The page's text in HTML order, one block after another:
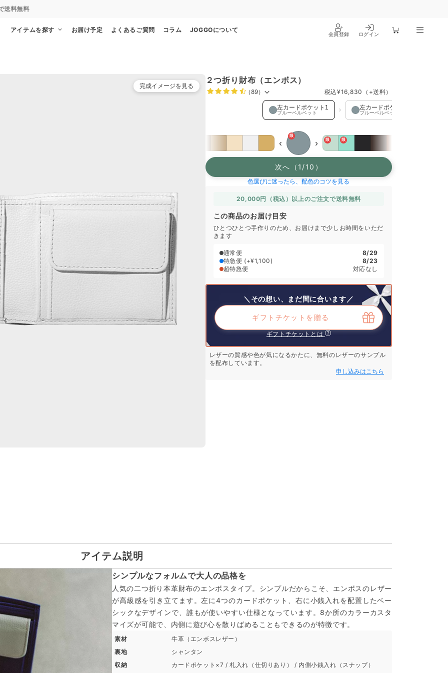
アイテムを探す お届け予定 よくあるご質問 コラム JOGGOについて
会員登録 ログイン
完成イメージを見る
左カードポケット1 を選択中
左カードポケット1
ブルーベルベット
左カードポケット2
ブルーベルベット
限
限
限
‹ ›
２つ折り財布（エンボス）
（89） 税込¥16,830 （+送料）
次へ（1/10）
色選びに迷ったら、配色のコツを見る
20,000円（税込）以上のご注文で送料無料
この商品のお届け目安
ひとつひとつ手作りのため、お届けまで少しお時間をいただ
きます
通常便
8/29
特急便 (+¥1,100)
8/23
超特急便
対応なし
＼その想い、まだ間に合います／
ギフトチケットを贈る
ギフトチケットとは
レザーの質感や色が気になるかたに、無料のレザーのサンプル
を配布しています。
申し込みはこちら
アイテム説明
シンプルなフォルムで大人の品格を
人気の二つ折り本革財布のエンボスタイプ。シンプルだからこそ、エンボスのレザー
が高級感を引き立てます。左に4つのカードポケット、右に小銭入れを配置したベー
シックなデザインで、誰もが使いやすい仕様となっています。8か所のカラーカスタ
マイズが可能で、内側に遊び心を散りばめることもできるのが特徴です。
素材
牛革（エンボスレザー）
裏地
シャンタン
収納
カードポケット×7 / 札入れ（仕切りあり） / 内側小銭入れ（スナップ）